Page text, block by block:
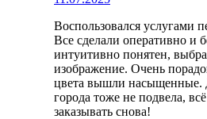
Воспользовался услугами
Все сделали оперативно и
интуитивно понятен,
изображение. Очень
цвета вышли насыщенные.
города тоже не подвела,
заказывать снова!